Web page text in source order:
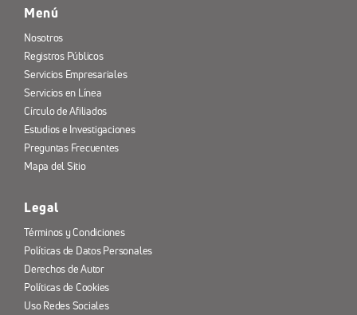
Menú
Nosotros
Registros Públicos
Servicios Empresariales
Servicios en Línea
Círculo de Afiliados
Estudios e Investigaciones
Preguntas Frecuentes
Mapa del Sitio
Legal
Términos y Condiciones
Políticas de Datos Personales
Derechos de Autor
Políticas de Cookies
Uso Redes Sociales